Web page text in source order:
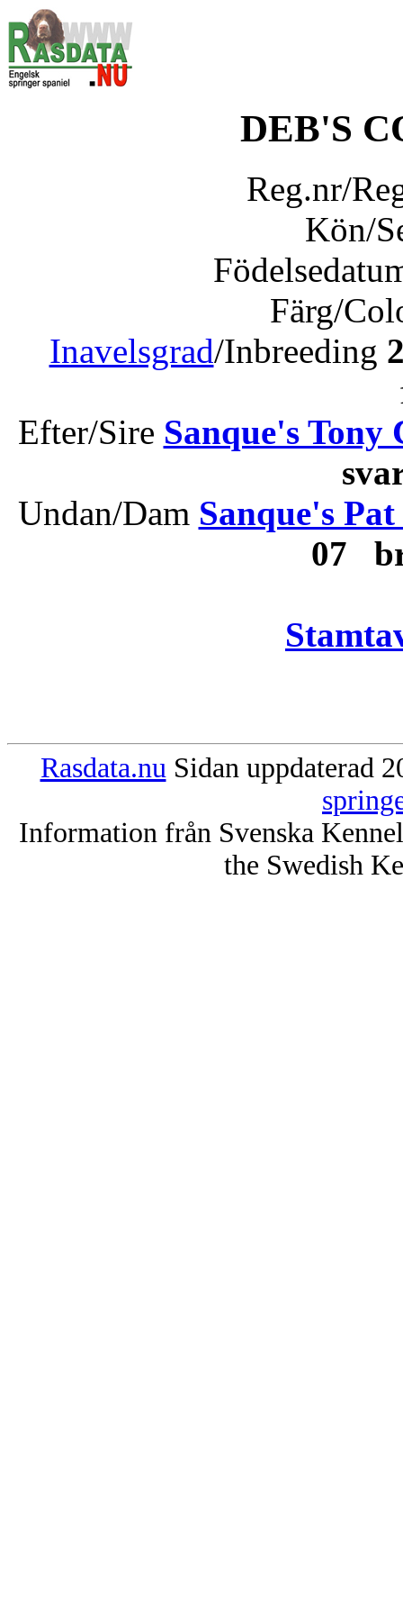
DEB'S
Reg.nr/
Kön/
Färg/
Inavelsgrad/Inbreeding
Efter/Sire Sanque's Tony
Undan/Dam Sanque's
07
Rasdata.nu Sidan uppdaterad
Information från Svenska
the Swedish